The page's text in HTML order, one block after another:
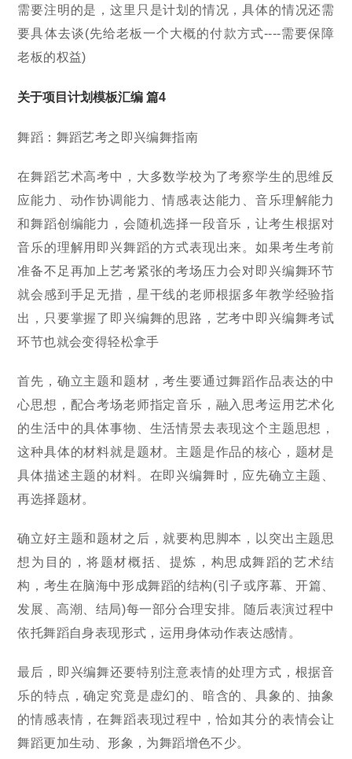
需要注明的是，这里只是计划的情况，具体的情况还需
要具体去谈(先给老板一个大概的付款方式----需要保障
老板的权益)
关于项目计划模板汇编 篇4
舞蹈：舞蹈艺考之即兴编舞指南
在舞蹈艺术高考中，大多数学校为了考察学生的思维反
应能力、动作协调能力、情感表达能力、音乐理解能力
和舞蹈创编能力，会随机选择一段音乐，让考生根据对
音乐的理解用即兴舞蹈的方式表现出来。如果考生考前
准备不足再加上艺考紧张的考场压力会对即兴编舞环节
就会感到手足无措，星干线的老师根据多年教学经验指
出，只要掌握了即兴编舞的思路，艺考中即兴编舞考试
环节也就会变得轻松拿手
首先，确立主题和题材，考生要通过舞蹈作品表达的中
心思想，配合考场老师指定音乐，融入思考运用艺术化
的生活中的具体事物、生活情景去表现这个主题思想，
这种具体的材料就是题材。主题是作品的核心，题材是
具体描述主题的材料。在即兴编舞时，应先确立主题、
再选择题材。
确立好主题和题材之后，就要构思脚本，以突出主题思
想为目的，将题材概括、提炼，构思成舞蹈的艺术结
构，考生在脑海中形成舞蹈的结构(引子或序幕、开篇、
发展、高潮、结局)每一部分合理安排。随后表演过程中
依托舞蹈自身表现形式，运用身体动作表达感情。
最后，即兴编舞还要特别注意表情的处理方式，根据音
乐的特点，确定究竟是虚幻的、暗含的、具象的、抽象
的情感表情，在舞蹈表现过程中，恰如其分的表情会让
舞蹈更加生动、形象，为舞蹈增色不少。